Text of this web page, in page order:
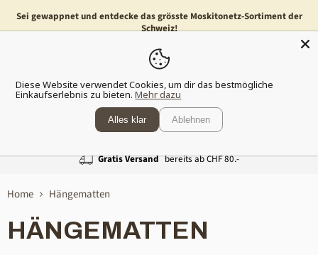
Sei gewappnet und entdecke das grösste Moskitonetz-Sortiment der
Schweiz!
Menü
Gratis Versand bereits ab CHF 80.-
Home Hängematten
HÄNGEMATTEN
Diese Website verwendet Cookies, um dir das bestmögliche
Einkaufserlebnis zu bieten. Mehr dazu
Alles klar Ablehnen